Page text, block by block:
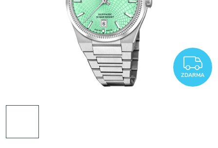
ZDARMA